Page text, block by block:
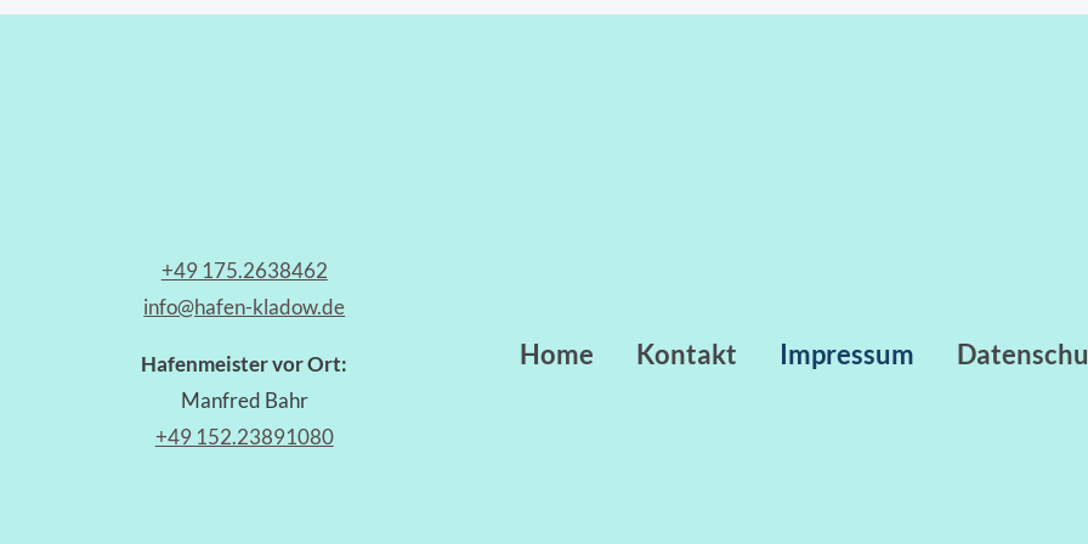
+49 175.2638462
info@hafen-kladow.de
Hafenmeister vor Ort:
Manfred Bahr
+49 152.23891080
Home Kontakt Impressum